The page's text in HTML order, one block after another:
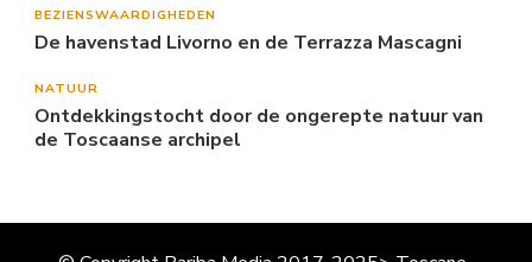
BEZIENSWAARDIGHEDEN
De havenstad Livorno en de Terrazza Mascagni
NATUUR
Ontdekkingstocht door de ongerepte natuur van
de Toscaanse archipel